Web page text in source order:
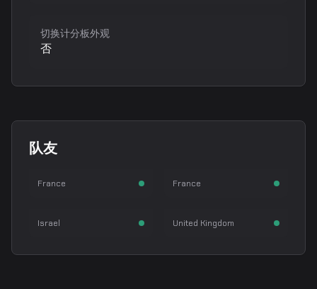
切换计分板外观
否
队友
狙击手
ZywOo
Mathieu Herbaut
France 步枪手
France
突破手
flameZ
Israel 步枪手
mezii
United Kingdom